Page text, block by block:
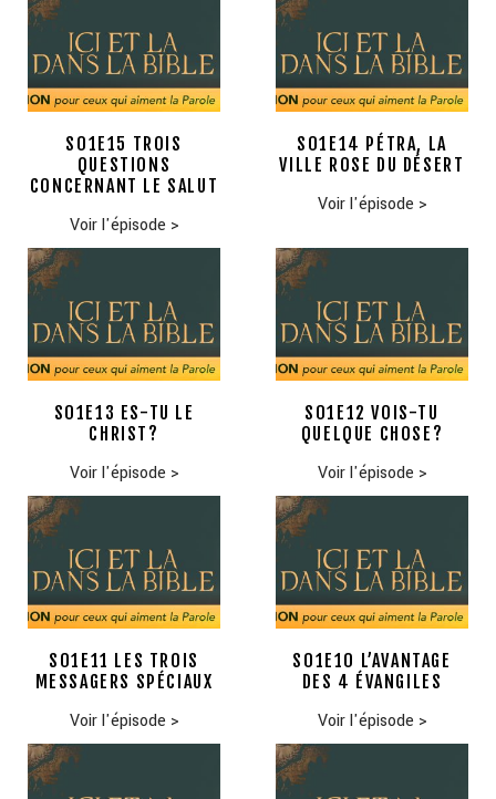
S01E15 TROIS
QUESTIONS
CONCERNANT LE SALUT
Voir l'épisode >
S01E14 PÉTRA, LA
VILLE ROSE DU DÉSERT
Voir l'épisode >
S01E13 ES-TU LE
CHRIST?
Voir l'épisode >
S01E12 VOIS-TU
QUELQUE CHOSE?
Voir l'épisode >
S01E11 LES TROIS
MESSAGERS SPÉCIAUX
Voir l'épisode >
S01E10 L’AVANTAGE
DES 4 ÉVANGILES
Voir l'épisode >